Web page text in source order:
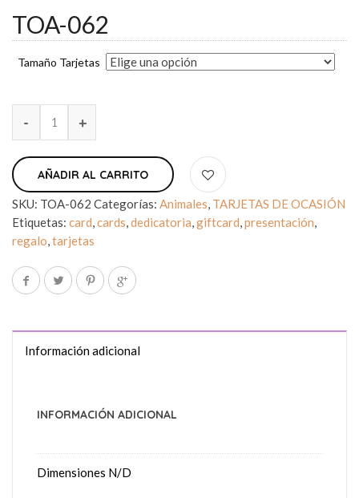
TOA-062
Tamaño Tarjetas
AÑADIR AL CARRITO
SKU: TOA-062 Categorías: Animales, TARJETAS DE OCASIÓN
Etiquetas: card,cards,dedicatoria,giftcard,presentación,
regalo,tarjetas
Información adicional
INFORMACIÓN ADICIONAL
Dimensiones N/D